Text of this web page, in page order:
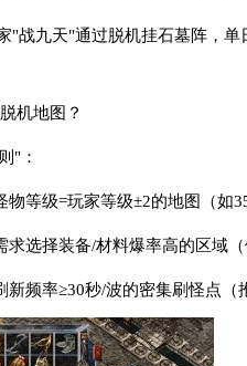
"战九天"通过脱机挂石墓阵，单
机地图？
"：
物等级=玩家等级±2的地图（如
求选择装备/材料爆率高的区域
新频率≥30秒/波的密集刷怪点（